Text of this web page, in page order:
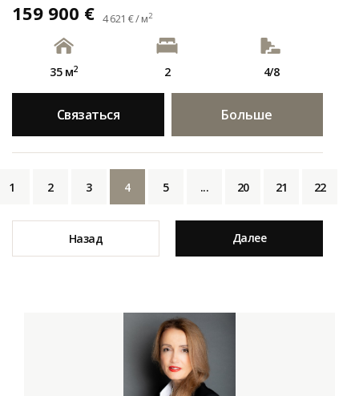
159 900 € 4 621 € / м2
35 м2 2 4/8
Связаться Больше
1 2 3 4 5 ... 20 21 22
Назад Далее